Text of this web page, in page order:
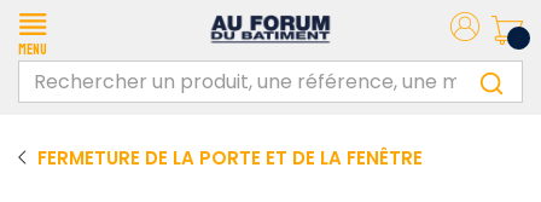
Menu
FERMETURE DE LA PORTE ET DE LA FENÊTRE